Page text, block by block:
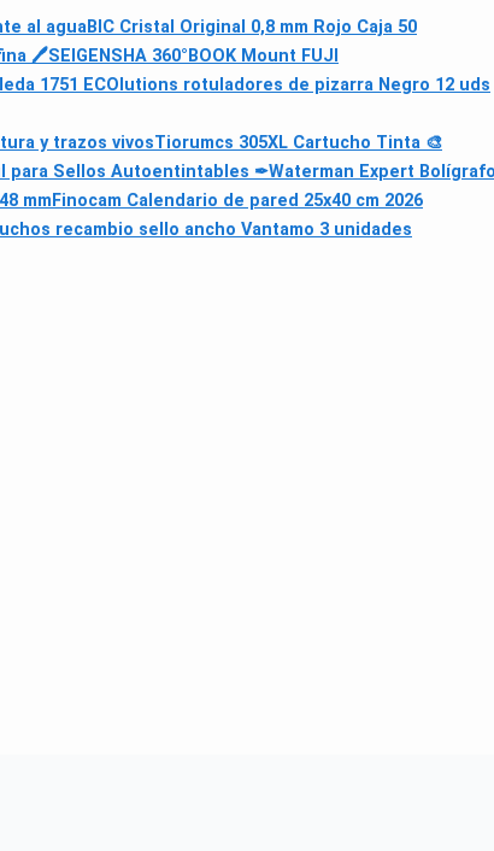
al aguaBIC Cristal Original 0,8 mm Rojo Caja 50
🖊SEIGENSHA 360°BOOK Mount FUJI
1751 ECOlutions rotuladores de pizarra Negro 12 uds
y trazos vivosTiorumcs 305XL Cartucho Tinta 🎨
para Sellos Autoentintables ✒Waterman Expert
mmFinocam Calendario de pared 25x40 cm 2026
recambio sello ancho Vantamo 3 unidades